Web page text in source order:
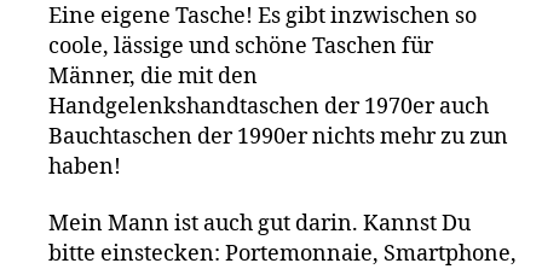
Eine eigene Tasche! Es gibt inzwischen so
coole, lässige und schöne Taschen für
Männer, die mit den
Handgelenkshandtaschen der 1970er auch
Bauchtaschen der 1990er nichts mehr zu zun
haben!
Mein Mann ist auch gut darin. Kannst Du
bitte einstecken: Portemonnaie, Smartphone,